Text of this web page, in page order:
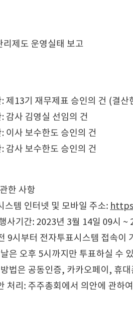
제도 운영실태 보고
제13기 재무제표 승인의 건 (결산
감사 김영실 선임의 건
이사 보수한도 승인의 건
감사 보수한도 승인의 건
한 사항
스템 인터넷 및 모바일 주소:
사기간: 2023년 3월 14일 09시 ~
9시부터 전자투표시스템 접속이
은 오후 5시까지만 투표하실 수
법은 공동인증, 카카오페이, 휴
처리: 주주총회에서 의안에 관하